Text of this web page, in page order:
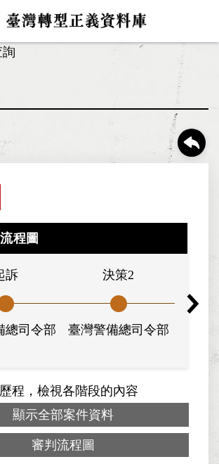
詢
程圖
訴
總司令部
決策2
臺灣警備總司令部
程，檢視各階段的內容
顯示全部案件資料
審判流程圖